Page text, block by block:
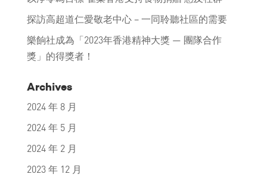
探訪高超道仁愛敬老中心 – 一同聆聽社區的需要
樂餉社成為「2023年香港精神大獎 — 團隊合作
獎」的得獎者！
Archives
2024 年 8 月
2024 年 5 月
2024 年 2 月
2023 年 12 月